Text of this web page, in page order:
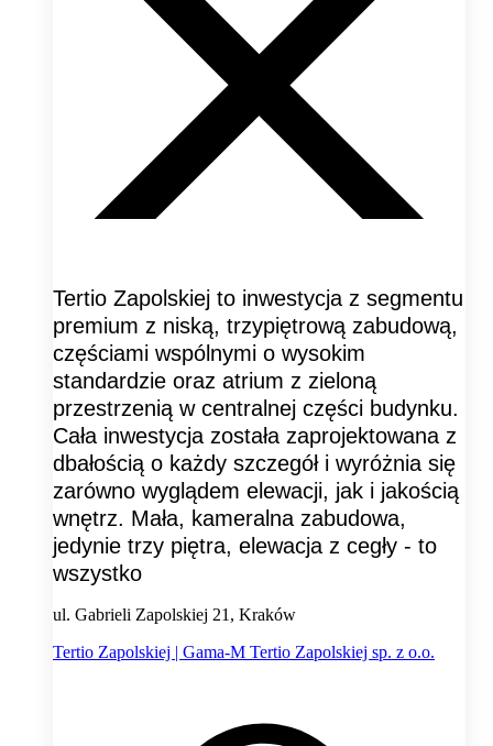
Tertio Zapolskiej to inwestycja z segmentu
premium z niską, trzypiętrową zabudową,
częściami wspólnymi o wysokim
standardzie oraz atrium z zieloną
przestrzenią w centralnej części budynku.
Cała inwestycja została zaprojektowana z
dbałością o każdy szczegół i wyróżnia się
zarówno wyglądem elewacji, jak i jakością
wnętrz. Mała, kameralna zabudowa,
jedynie trzy piętra, elewacja z cegły - to
wszystko
ul. Gabrieli Zapolskiej 21, Kraków
Tertio Zapolskiej | Gama-M Tertio Zapolskiej sp. z o.o.